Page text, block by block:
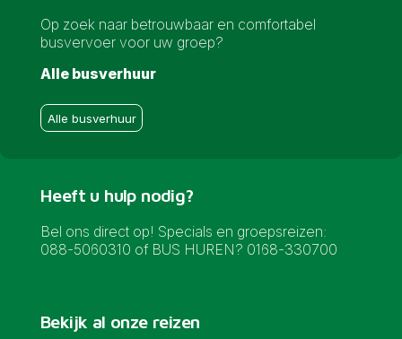
Op zoek naar betrouwbaar en comfortabel
busvervoer voor uw groep?
Alle busverhuur
Alle busverhuur
Heeft u hulp nodig?
Bel ons direct op! Specials en groepsreizen:
088-5060310 of BUS HUREN? 0168-330700
Bekijk al onze reizen